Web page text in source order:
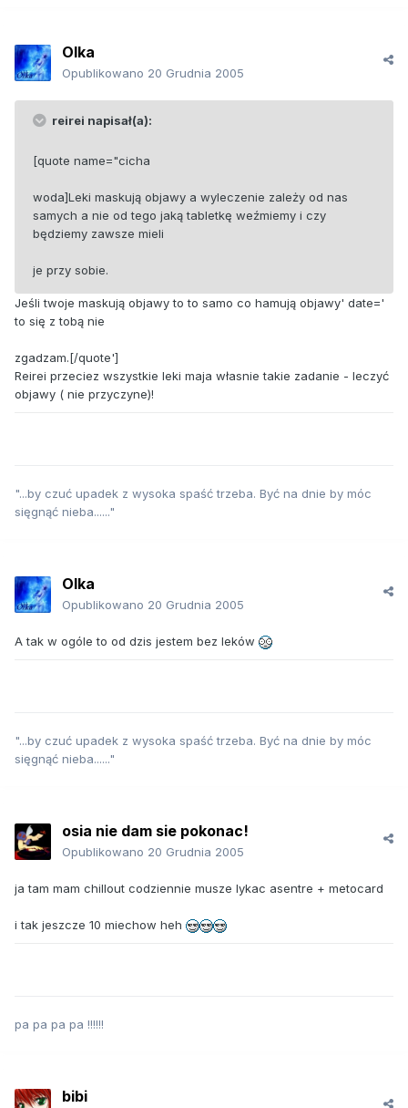
Olka
Opublikowano 20 Grudnia 2005
reirei napisał(a):
[quote name="cicha
woda]Leki maskują objawy a wyleczenie zależy od nas
samych a nie od tego jaką tabletkę weźmiemy i czy
będziemy zawsze mieli
je przy sobie.
Jeśli twoje maskują objawy to to samo co hamują objawy' date='
to się z tobą nie
zgadzam.[/quote']
Reirei przeciez wszystkie leki maja własnie takie zadanie - leczyć
objawy ( nie przyczyne)!
"...by czuć upadek z wysoka spaść trzeba. Być na dnie by móc
sięgnąć nieba......"
Olka
Opublikowano 20 Grudnia 2005
A tak w ogóle to od dzis jestem bez leków
"...by czuć upadek z wysoka spaść trzeba. Być na dnie by móc
sięgnąć nieba......"
osia nie dam sie pokonac!
Opublikowano 20 Grudnia 2005
ja tam mam chillout codziennie musze lykac asentre + metocard
i tak jeszcze 10 miechow heh
pa pa pa pa !!!!!!
bibi